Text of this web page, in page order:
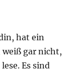
hat ein
weiß gar nicht,
Es sind